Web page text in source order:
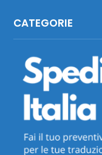
CATEGORIE